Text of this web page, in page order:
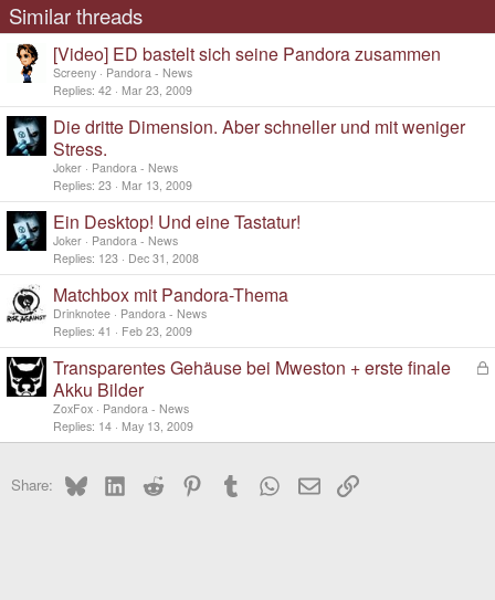
Similar threads
[Video] ED bastelt sich seine Pandora zusammen
Screeny
Pandora - News
Replies 42 Mar 23, 2009
Die dritte Dimension. Aber schneller und mit weniger
Stress.
Joker
Pandora - News
Replies 23 Mar 13, 2009
Ein Desktop! Und eine Tastatur!
Joker
Pandora - News
Replies 123 Dec 31, 2008
Matchbox mit Pandora-Thema
Drinknotee
Pandora - News
Replies 41 Feb 23, 2009
L
e
Transparentes Gehäuse bei Mweston + erste finale
Akku Bilder
ZoxFox
Pandora - News
Replies 14 May 13, 2009
Share: BlueskyLinkedInReddit PinterestTumblr WhatsApp
EmailLink